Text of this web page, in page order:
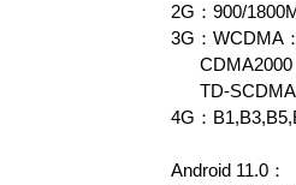
2G：900/
3G：WCDMA
CDMA2000
TD-SCDMA
4G：
Android 11.0：